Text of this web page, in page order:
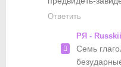
Ответить
РЯ -
Семь